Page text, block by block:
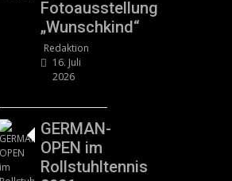
Fotoausstellung
„Wunschkind“
Redaktion
16. Juli
2026
GERMAN-
OPEN im
Rollstuhltennis